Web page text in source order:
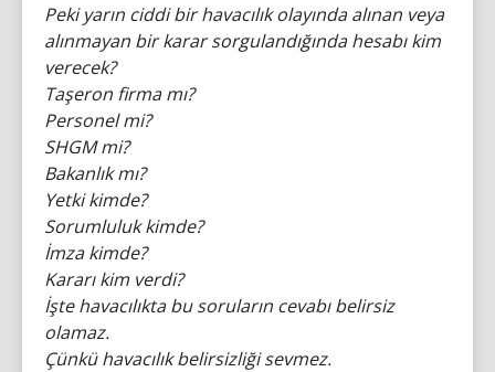
Peki yarın ciddi bir havacılık olayında alınan veya
alınmayan bir karar sorgulandığında hesabı kim
verecek?
Taşeron firma mı?
Personel mi?
SHGM mi?
Bakanlık mı?
Yetki kimde?
Sorumluluk kimde?
İmza kimde?
Kararı kim verdi?
İşte havacılıkta bu soruların cevabı belirsiz
olamaz.
Çünkü havacılık belirsizliği sevmez.